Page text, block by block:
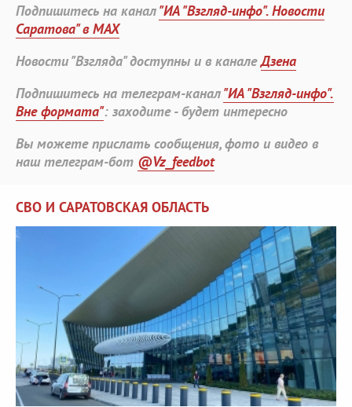
Подпишитесь на канал"ИА "Взгляд-инфо". Новости
Саратова" в MAX
Новости "Взгляда" доступны и в каналеДзена
Подпишитесь на телеграм-канал"ИА "Взгляд-инфо".
Вне формата": заходите - будет интересно
Вы можете прислать сообщения, фото и видео в
наш телеграм-бот @Vz_feedbot
СВО И САРАТОВСКАЯ ОБЛАСТЬ